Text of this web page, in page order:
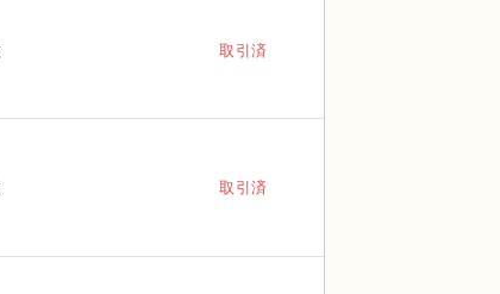
取引済
取引済